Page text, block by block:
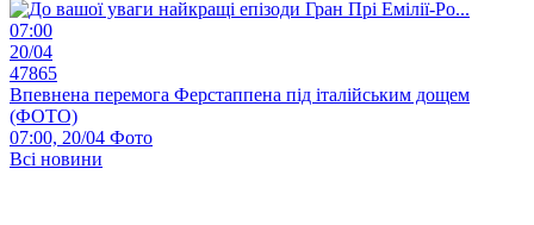
07:00
20/04
47865
Впевнена перемога Ферстаппена під італійським дощем
(ФОТО)
07:00, 20/04 Фото
Всі новини